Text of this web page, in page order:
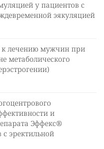
у пациентов с
эякуляцией
лечению мужчин при
метаболического
и
Эффекс®
эректильной